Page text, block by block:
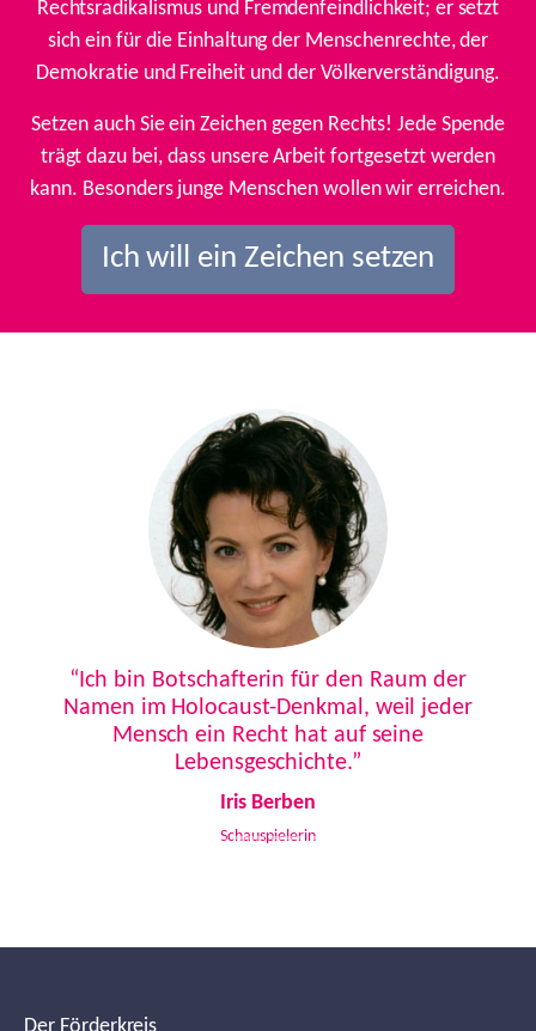
Rechtsradikalismus und Fremdenfeindlichkeit; er setzt
sich ein für die Einhaltung der Menschenrechte, der
Demokratie und Freiheit und der Völkerverständigung.
Setzen auch Sie ein Zeichen gegen Rechts! Jede Spende
trägt dazu bei, dass unsere Arbeit fortgesetzt werden
kann. Besonders junge Menschen wollen wir erreichen.
Ich will ein Zeichen setzen
“Ich bin Botschafterin für den Raum der
Namen im Holocaust-Denkmal, weil jeder
Mensch ein Recht hat auf seine
Lebensgeschichte.”
Iris Berben
Schauspielerin